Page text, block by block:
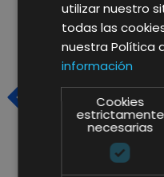
utilizar nuestro
todas las
nuestra Política
información
Cookies
estrictamente
necesarias